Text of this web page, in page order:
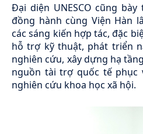
Đại diện UNESCO cũng
đồng hành cùng Viện Hàn
các sáng kiến hợp tác, đặc
hỗ trợ kỹ thuật, phát triển
nghiên cứu, xây dựng hạ
nguồn tài trợ quốc tế phục
nghiên cứu khoa học xã hội.